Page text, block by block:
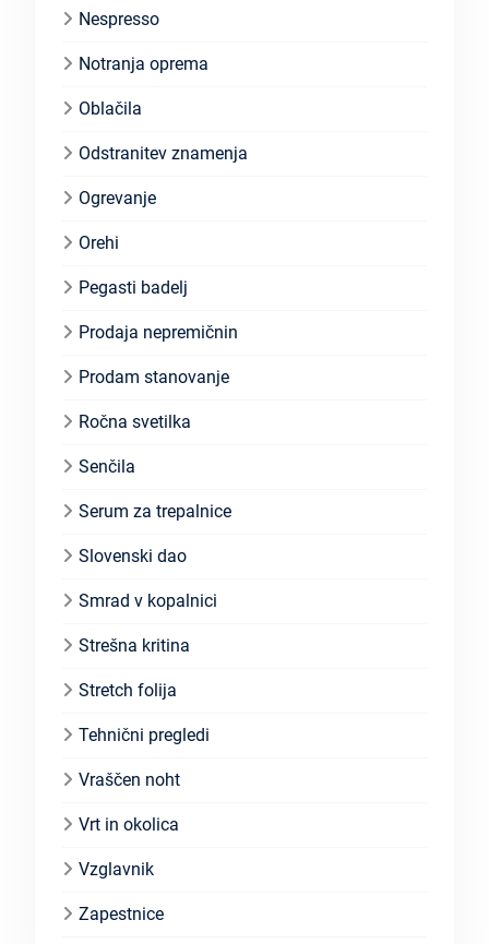
Nespresso
Notranja oprema
Oblačila
Odstranitev znamenja
Ogrevanje
Orehi
Pegasti badelj
Prodaja nepremičnin
Prodam stanovanje
Ročna svetilka
Senčila
Serum za trepalnice
Slovenski dao
Smrad v kopalnici
Strešna kritina
Stretch folija
Tehnični pregledi
Vraščen noht
Vrt in okolica
Vzglavnik
Zapestnice